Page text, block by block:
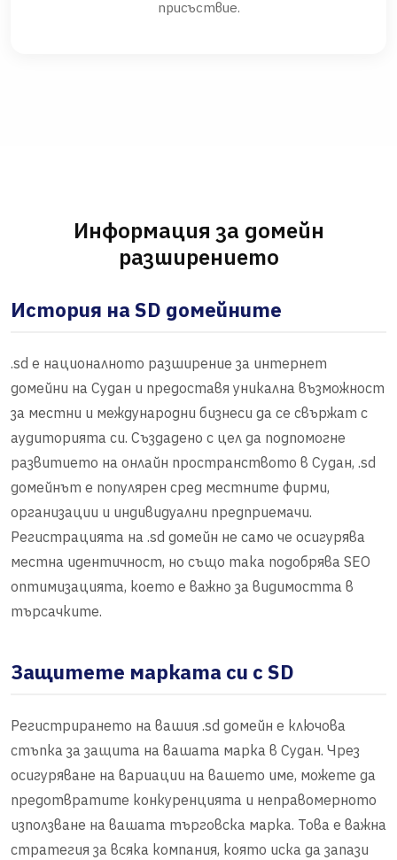
присъствие.
Информация за домейн
разширението
История на SD домейните
.sd е националното разширение за интернет
домейни на Судан и предоставя уникална възможност
за местни и международни бизнеси да се свържат с
аудиторията си. Създадено с цел да подпомогне
развитието на онлайн пространството в Судан, .sd
домейнът е популярен сред местните фирми,
организации и индивидуални предприемачи.
Регистрацията на .sd домейн не само че осигурява
местна идентичност, но също така подобрява SEO
оптимизацията, което е важно за видимостта в
търсачките.
Защитете марката си с SD
Регистрирането на вашия .sd домейн е ключова
стъпка за защита на вашата марка в Судан. Чрез
осигуряване на вариации на вашето име, можете да
предотвратите конкуренцията и неправомерното
използване на вашата търговска марка. Това е важна
стратегия за всяка компания, която иска да запази